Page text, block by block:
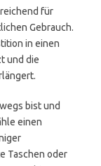
für
Gebrauch.
in einen
und die
bist und
einen
Taschen oder